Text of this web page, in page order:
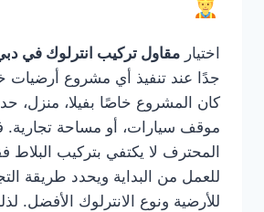
اختيار مقاول تركيب انترلوك في
جدًا عند تنفيذ أي مشروع أرضيات
كان المشروع خاصًا بفيلا، منزل،
موقف سيارات، أو مساحة تجارية.
المحترف لا يكتفي بتركيب
للعمل من البداية ويحدد طريقة
للأرضية ونوع الانترلوك الأفضل.